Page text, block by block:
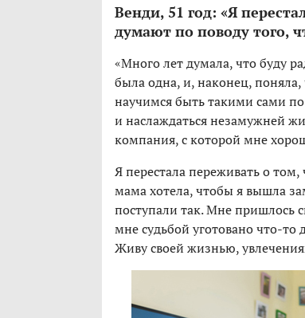
Венди, 51 год: «Я
думают по поводу того,
«Много лет думала, что буду
была одна, и, наконец,
научимся быть такими сами
и наслаждаться незамужней
компания, с которой мне
Я перестала переживать о
мама хотела, чтобы я вышла
поступали так. Мне пришлось
мне судьбой уготовано что-то
Живу своей жизнью,